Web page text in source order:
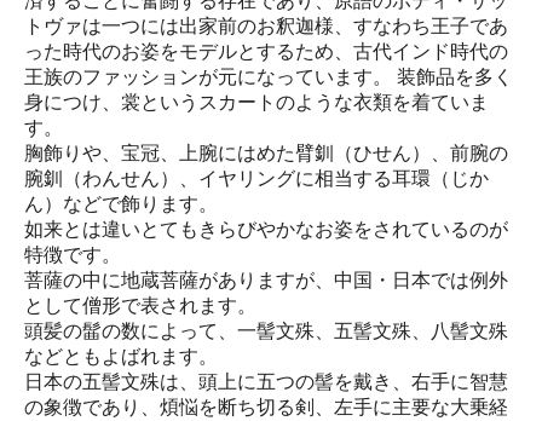
トヴァは一つには出家前のお釈迦様、すなわち王子であ
った時代のお姿をモデルとするため、古代インド時代の
王族のファッションが元になっています。 装飾品を多く
身につけ、裳というスカートのような衣類を着ていま
す。
胸飾りや、宝冠、上腕にはめた臂釧（ひせん）、前腕の
腕釧（わんせん）、イヤリングに相当する耳環（じか
ん）などで飾ります。
如来とは違いとてもきらびやかなお姿をされているのが
特徴です。
菩薩の中に地蔵菩薩がありますが、中国・日本では例外
として僧形で表されます。
頭髪の髷の数によって、一髻文殊、五髻文殊、八髻文殊
などともよばれます。
日本の五髻文殊は、頭上に五つの髻を戴き、右手に智慧
の象徴であり、煩悩を断ち切る剣、左手に主要な大乗経